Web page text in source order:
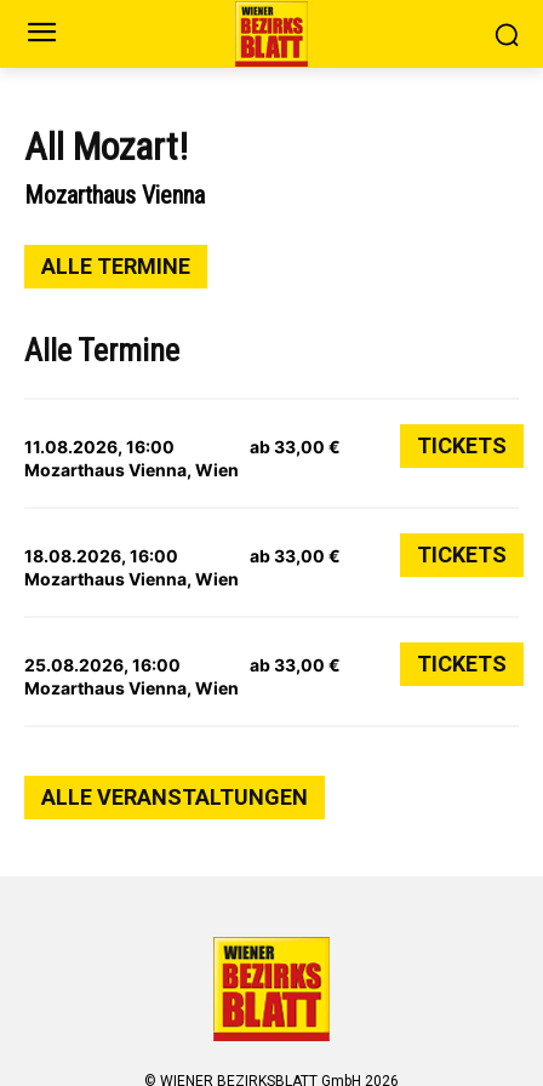
All Mozart!
Mozarthaus Vienna
ALLE TERMINE
Alle Termine
11.08.2026, 16:00
Mozarthaus Vienna, Wien
ab 33,00 € TICKETS
18.08.2026, 16:00
Mozarthaus Vienna, Wien
ab 33,00 € TICKETS
25.08.2026, 16:00
Mozarthaus Vienna, Wien
ab 33,00 € TICKETS
ALLE VERANSTALTUNGEN
© WIENER BEZIRKSBLATT GmbH 2026